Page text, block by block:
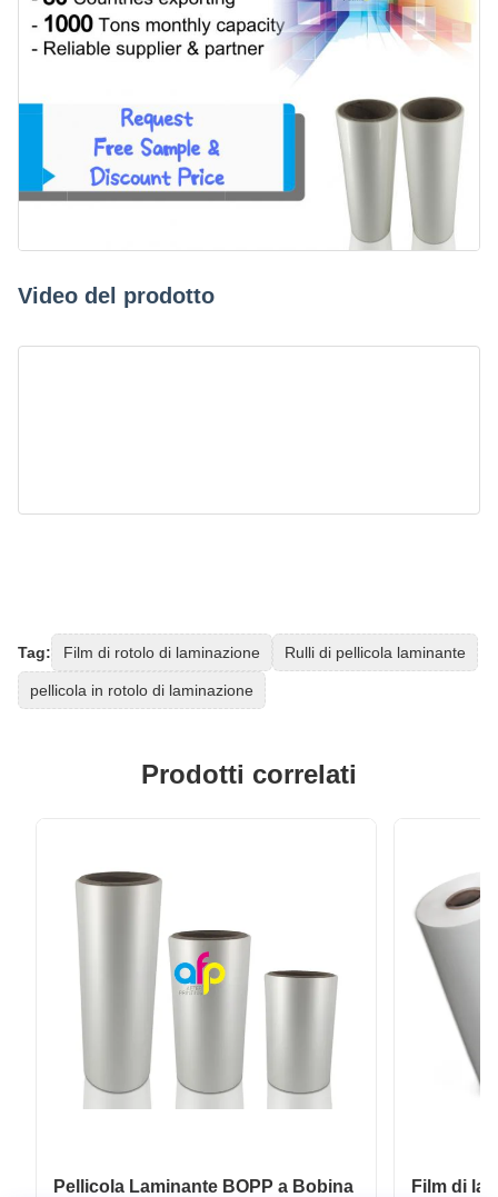
Video del prodotto
Tag: Film di rotolo di laminazione Rulli di pellicola laminante
pellicola in rotolo di laminazione
Prodotti correlati
Pellicola Laminante BOPP a Bobina
Film di